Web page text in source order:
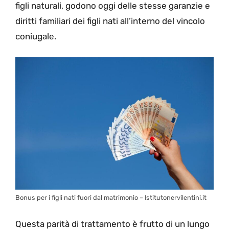
figli naturali, godono oggi delle stesse garanzie e
diritti familiari dei figli nati all’interno del vincolo
coniugale.
Bonus per i figli nati fuori dal matrimonio – Istitutonervilentini.it
Questa parità di trattamento è frutto di un lungo